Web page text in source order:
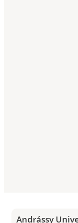
Andrássy